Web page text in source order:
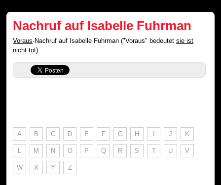
Nachruf auf Isabelle Fuhrman
Voraus-Nachruf auf Isabelle Fuhrman ("Voraus" bedeutetsie ist
nicht tot).
A B C D E F G H I J K
L M N O P Q R S T U V
W X Y Z